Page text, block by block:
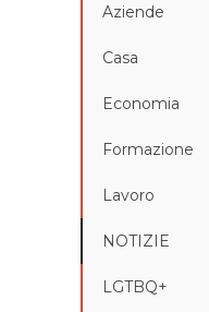
Aziende
Casa
Economia
Formazione
Lavoro
NOTIZIE
LGTBQ+